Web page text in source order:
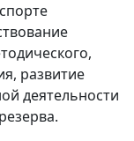
развитие
деятельности